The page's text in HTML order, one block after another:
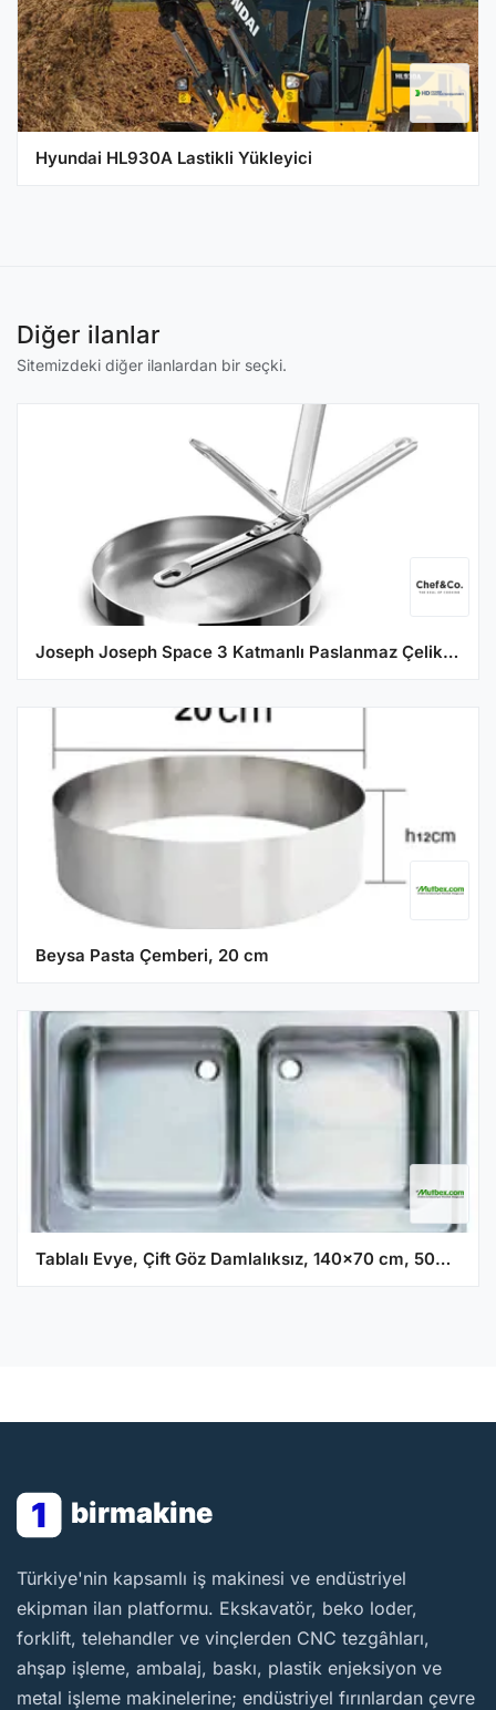
Hyundai HL930A Lastikli Yükleyici
Diğer ilanlar
Sitemizdeki diğer ilanlardan bir seçki.
Joseph Joseph Space 3 Katmanlı Paslanmaz Çelik 24 cm Kızartma Tavası
Beysa Pasta Çemberi, 20 cm
Tablalı Evye, Çift Göz Damlalıksız, 140x70 cm, 50*50*30 Gözlü
1 birmakine
BirMakine
Türkiye'nin kapsamlı iş makinesi ve endüstriyel
ekipman ilan platformu. Ekskavatör, beko loder,
forklift, telehandler ve vinçlerden CNC tezgâhları,
ahşap işleme, ambalaj, baskı, plastik enjeksiyon ve
metal işleme makinelerine; endüstriyel fırınlardan çevre